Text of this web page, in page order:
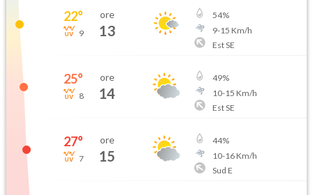
22°
9
ore
13
54%
9-15 Km/h
Est SE
25°
8
ore
14
49%
10-15 Km/h
Est SE
27°
7
ore
15
44%
10-16Km/h
Sud E